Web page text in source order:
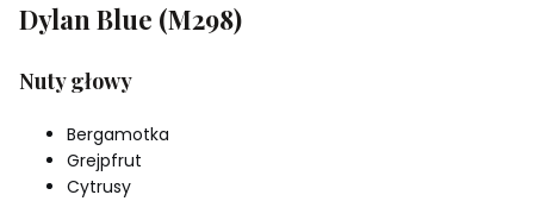
Dylan Blue (M298)
Nuty głowy
Bergamotka
Grejpfrut
Cytrusy